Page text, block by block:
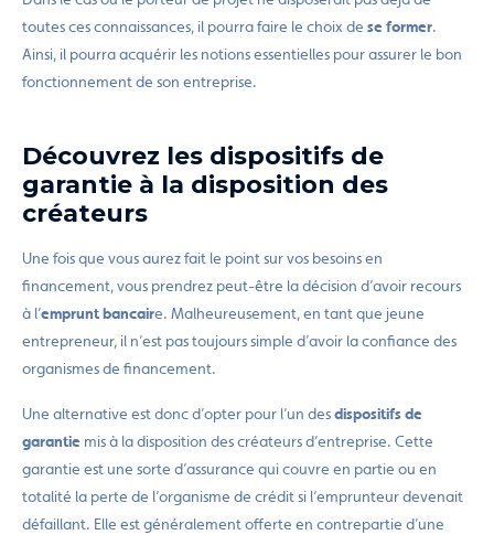
toutes ces connaissances, il pourra faire le choix de se former.
Ainsi, il pourra acquérir les notions essentielles pour assurer le bon
fonctionnement de son entreprise.
Découvrez les dispositifs de
garantie à la disposition des
créateurs
Une fois que vous aurez fait le point sur vos besoins en
financement, vous prendrez peut-être la décision d’avoir recours
à l’emprunt bancaire. Malheureusement, en tant que jeune
entrepreneur, il n’est pas toujours simple d’avoir la confiance des
organismes de financement.
Une alternative est donc d’opter pour l’un desdispositifs de
garantie mis à la disposition des créateurs d’entreprise. Cette
garantie est une sorte d’assurance qui couvre en partie ou en
totalité la perte de l’organisme de crédit si l’emprunteur devenait
défaillant. Elle est généralement offerte en contrepartie d’une